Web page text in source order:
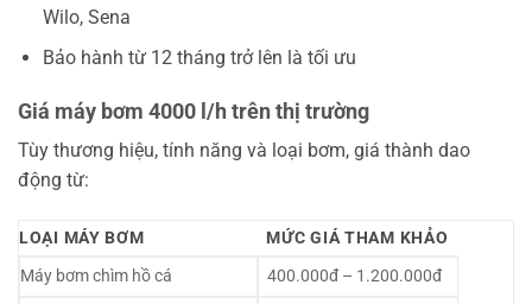
Wilo, Sena
Bảo hành từ 12 tháng trở lên là tối ưu
Giá máy bơm 4000 l/h trên thị trường
Tùy thương hiệu, tính năng và loại bơm, giá thành dao
động từ:
LOẠI MÁY BƠM
MỨC GIÁ THAM KHẢO
Máy bơm chìm hồ cá
400.000đ – 1.200.000đ